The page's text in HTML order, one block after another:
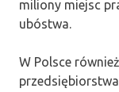
miliony miejsc
ubóstwa.
W Polsce